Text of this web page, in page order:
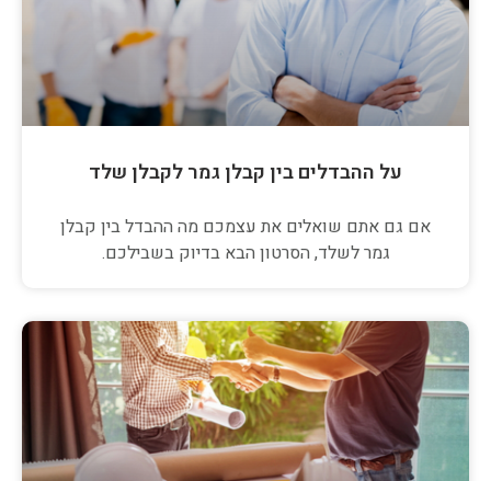
על ההבדלים בין קבלן גמר לקבלן שלד
אם גם אתם שואלים את עצמכם מה ההבדל בין קבלן
גמר לשלד, הסרטון הבא בדיוק בשבילכם.